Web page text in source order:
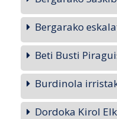
Bergarako
Beti Busti
Burdinola
Dordoka Kirol